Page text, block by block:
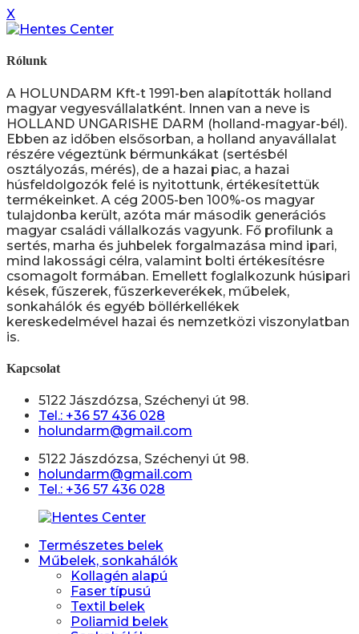
X
Rólunk
A HOLUNDARM Kft-t 1991-ben alapították holland
magyar vegyesvállalatként. Innen van a neve is
HOLLAND UNGARISHE DARM (holland-magyar-bél).
Ebben az időben elsősorban, a holland anyavállalat
részére végeztünk bérmunkákat (sertésbél
osztályozás, mérés), de a hazai piac, a hazai
húsfeldolgozók felé is nyitottunk, értékesítettük
termékeinket. A cég 2005-ben 100%-os magyar
tulajdonba került, azóta már második generációs
magyar családi vállalkozás vagyunk. Fő profilunk a
sertés, marha és juhbelek forgalmazása mind ipari,
mind lakossági célra, valamint bolti értékesítésre
csomagolt formában. Emellett foglalkozunk húsipari
kések, fűszerek, fűszerkeverékek, műbelek,
sonkahálók és egyéb böllérkellékek
kereskedelmével hazai és nemzetközi viszonylatban
is.
Kapcsolat
5122 Jászdózsa, Széchenyi út 98.
Tel.: +36 57 436 028
holundarm@gmail.com
5122 Jászdózsa, Széchenyi út 98.
holundarm@gmail.com
Tel.: +36 57 436 028
Természetes belek
Műbelek, sonkahálók
Kollagén alapú
Faser típusú
Textil belek
Poliamid belek